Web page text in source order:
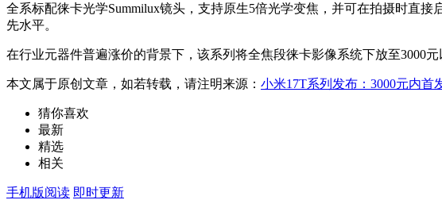
全系标配徕卡光学Summilux镜头，支持原生5倍光学变焦，并可在拍摄时直
先水平。
在行业元器件普遍涨价的背景下，该系列将全焦段徕卡影像系统下放至3000
本文属于原创文章，如若转载，请注明来源： 小米17T系列发布：3000元内首
猜你喜欢
最新
精选
相关
手机版阅读 即时更新